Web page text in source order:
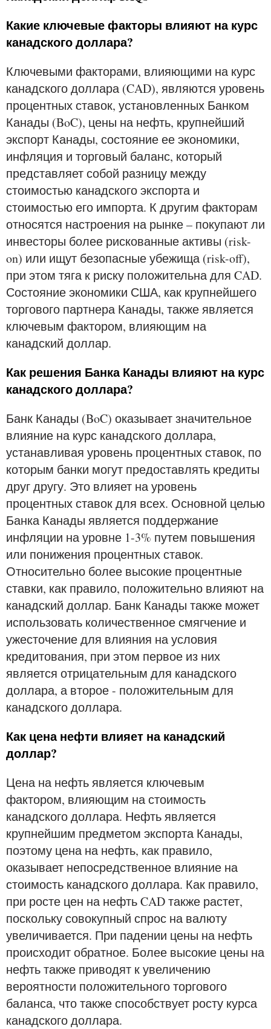
Какие ключевые факторы влияют на курс
канадского доллара?
Ключевыми факторами, влияющими на курс
канадского доллара (CAD), являются уровень
процентных ставок, установленных Банком
Канады (BoC), цены на нефть, крупнейший
экспорт Канады, состояние ее экономики,
инфляция и торговый баланс, который
представляет собой разницу между
стоимостью канадского экспорта и
стоимостью его импорта. К другим факторам
относятся настроения на рынке – покупают ли
инвесторы более рискованные активы (risk-
on) или ищут безопасные убежища (risk-off),
при этом тяга к риску положительна для CAD.
Состояние экономики США, как крупнейшего
торгового партнера Канады, также является
ключевым фактором, влияющим на
канадский доллар.
Как решения Банка Канады влияют на курс
канадского доллара?
Банк Канады (BoC) оказывает значительное
влияние на курс канадского доллара,
устанавливая уровень процентных ставок, по
которым банки могут предоставлять кредиты
друг другу. Это влияет на уровень
процентных ставок для всех. Основной целью
Банка Канады является поддержание
инфляции на уровне 1-3% путем повышения
или понижения процентных ставок.
Относительно более высокие процентные
ставки, как правило, положительно влияют на
канадский доллар. Банк Канады также может
использовать количественное смягчение и
ужесточение для влияния на условия
кредитования, при этом первое из них
является отрицательным для канадского
доллара, а второе - положительным для
канадского доллара.
Как цена нефти влияет на канадский
доллар?
Цена на нефть является ключевым
фактором, влияющим на стоимость
канадского доллара. Нефть является
крупнейшим предметом экспорта Канады,
поэтому цена на нефть, как правило,
оказывает непосредственное влияние на
стоимость канадского доллара. Как правило,
при росте цен на нефть CAD также растет,
поскольку совокупный спрос на валюту
увеличивается. При падении цены на нефть
происходит обратное. Более высокие цены на
нефть также приводят к увеличению
вероятности положительного торгового
баланса, что также способствует росту курса
канадского доллара.